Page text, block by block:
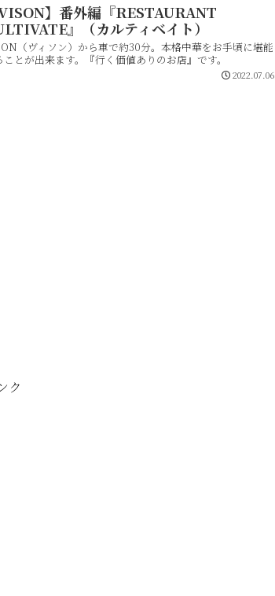
VISON】番外編『RESTAURANT
』（カルティベイト）
（ヴィソン）から車で約30分。本格中華をお手頃に堪能
ことが出来ます。『行く価値ありのお店』です。
2022.07.06
ク